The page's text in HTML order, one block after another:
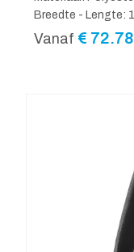
Breedte - Lengte:
Vanaf € 72.78